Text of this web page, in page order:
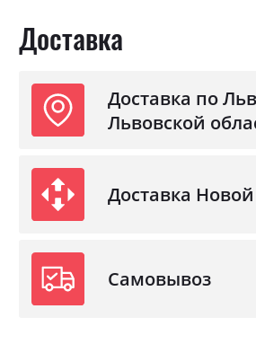
Доставка
Доставка по
Львовской
Доставка
Самовывоз